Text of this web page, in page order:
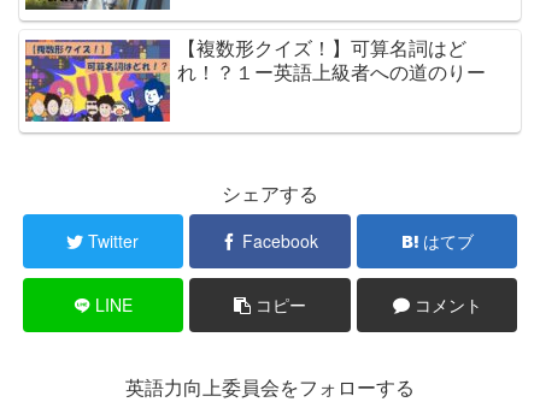
【複数形クイズ！】可算名詞はど
れ！？１ー英語上級者への道のりー
シェアする
Twitter Facebook はてブ
LINE コピー コメント
英語力向上委員会をフォローする